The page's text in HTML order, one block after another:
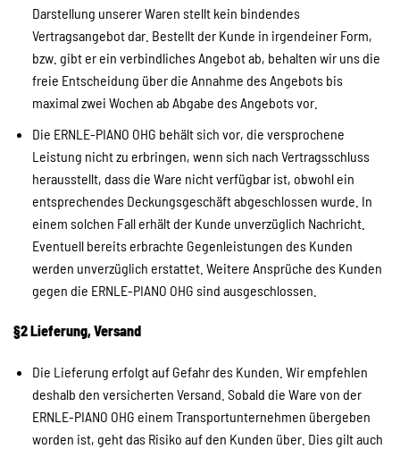
Darstellung unserer Waren stellt kein bindendes
Vertragsangebot dar. Bestellt der Kunde in irgendeiner Form,
bzw. gibt er ein verbindliches Angebot ab, behalten wir uns die
freie Entscheidung über die Annahme des Angebots bis
maximal zwei Wochen ab Abgabe des Angebots vor.
Die ERNLE-PIANO OHG behält sich vor, die versprochene
Leistung nicht zu erbringen, wenn sich nach Vertragsschluss
herausstellt, dass die Ware nicht verfügbar ist, obwohl ein
entsprechendes Deckungsgeschäft abgeschlossen wurde. In
einem solchen Fall erhält der Kunde unverzüglich Nachricht.
Eventuell bereits erbrachte Gegenleistungen des Kunden
werden unverzüglich erstattet. Weitere Ansprüche des Kunden
gegen die ERNLE-PIANO OHG sind ausgeschlossen.
§2 Lieferung, Versand
Die Lieferung erfolgt auf Gefahr des Kunden. Wir empfehlen
deshalb den versicherten Versand. Sobald die Ware von der
ERNLE-PIANO OHG einem Transportunternehmen übergeben
worden ist, geht das Risiko auf den Kunden über. Dies gilt auch